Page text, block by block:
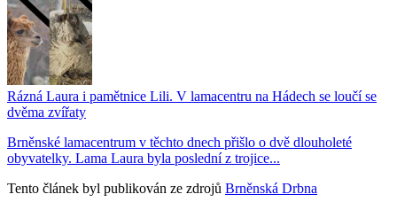
Rázná Laura i pamětnice Lili. V lamacentru na Hádech se loučí se
dvěma zvířaty
Brněnské lamacentrum v těchto dnech přišlo o dvě dlouholeté
obyvatelky. Lama Laura byla poslední z trojice...
Tento článek byl publikován ze zdrojů Brněnská Drbna